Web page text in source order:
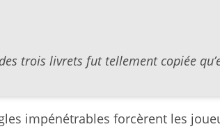
trois livrets fut tellement copiée
impénétrables forcèrent les